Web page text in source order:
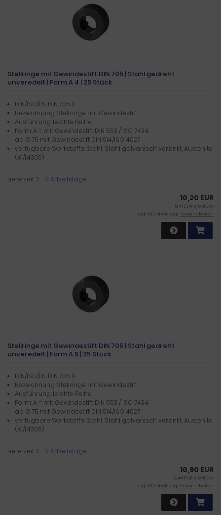
Stellringe mit Gewindestift DIN 705 | Stahl gedreht
unveredelt | Form A 4 | 25 Stück
DIN/ISO/EN: DIN 705 A
Bezeichnung: Stellringe mit Gewindestift
Ausführung: leichte Reihe
Form: A = mit Gewindestift DIN 553 / ISO 7434
ab Ø 75 mit Gewindestift DIN 914/ISO 4027
verfügbare Werkstoffe: Stahl, Stahl galvanisch verzinkt, Austenite
(A1/1.4305)
Lieferzeit:2 - 3 Arbeitstage
10,20 EUR
0,41 EUR pro Stück
zzgl. 19 % MwSt. zzgl.Versandkosten
Stellringe mit Gewindestift DIN 705 | Stahl gedreht
unveredelt | Form A 5 | 25 Stück
DIN/ISO/EN: DIN 705 A
Bezeichnung: Stellringe mit Gewindestift
Ausführung: leichte Reihe
Form: A = mit Gewindestift DIN 553 / ISO 7434
ab Ø 75 mit Gewindestift DIN 914/ISO 4027
verfügbare Werkstoffe: Stahl, Stahl galvanisch verzinkt, Austenite
(A1/1.4305)
Lieferzeit:2 - 3 Arbeitstage
10,90 EUR
0,44 EUR pro Stück
zzgl. 19 % MwSt. zzgl.Versandkosten